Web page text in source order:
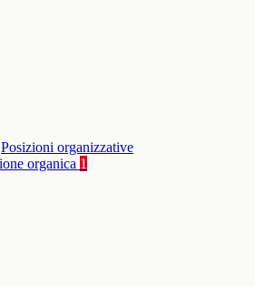
Posizioni organizzative
organica 1